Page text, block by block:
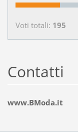
Voti totali: 195
Contatti
www.BModa.it